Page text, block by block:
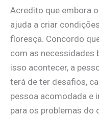
​Acredito que embora
ajuda a criar
floresça. Concordo
com as necessidades
isso acontecer, a
terá de ter desafios,
pessoa acomodada e
para os problemas do